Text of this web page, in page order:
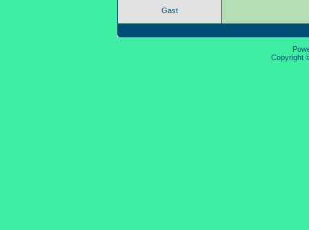
Gast
Copyright